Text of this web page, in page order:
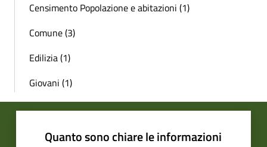
Censimento Popolazione e abitazioni (1)
Comune (3)
Edilizia (1)
Giovani (1)
Quanto sono chiare le informazioni